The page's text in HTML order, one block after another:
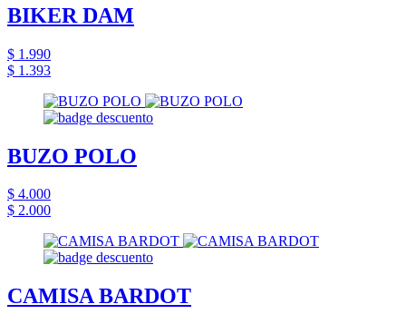
BIKER DAM
$ 1.990
$ 1.393
BUZO POLO
$ 4.000
$ 2.000
CAMISA BARDOT